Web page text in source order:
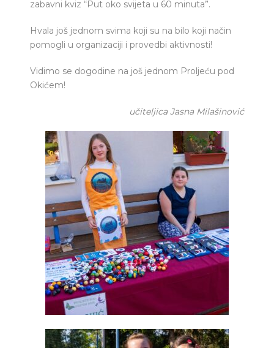
zabavni kviz “Put oko svijeta u 60 minuta”.
Hvala još jednom svima koji su na bilo koji način
pomogli u organizaciji i provedbi aktivnosti!
Vidimo se dogodine na još jednom Proljeću pod
Okićem!
učiteljica Jasna Milašinović